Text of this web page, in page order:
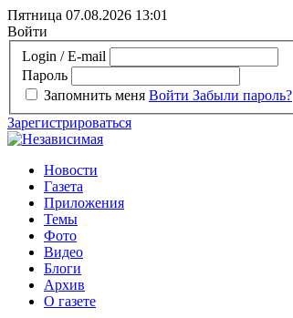
Пятница 07.08.2026 13:01
Войти
Login / E-mail
Пароль
Запомнить меня Войти Забыли пароль?
Зарегистрироваться
Новости
Газета
Приложения
Темы
Фото
Видео
Блоги
Архив
О газете